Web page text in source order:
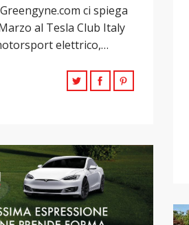
ci spiega
al Tesla Club Italy
elettrico,…